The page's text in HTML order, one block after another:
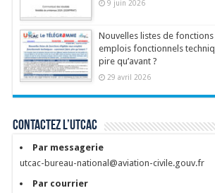
9 juin 2026
Nouvelles listes de
emplois fonctionnels
pire qu’avant ?
29 avril 2026
Contactez l’UTCAC
Par messagerie
utcac-bureau-national@aviation-civile.gouv.fr
Par courrier